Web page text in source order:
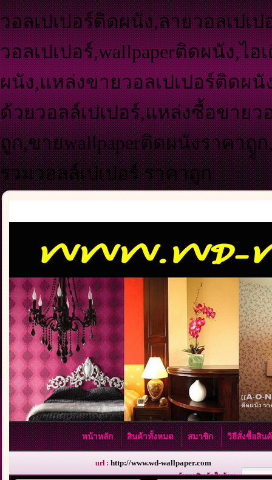
วอลเปเปอร์ติดผนัง,ลายวอลเปเ
วอลเปเปอร์,wallpaperติดผนัง,ไ
ผนัง,แหล่งขายวอลเปเปอร์ติดผ
ด้วยวอลล์เปเปอร์,แหล่งซื้อขายว
ถูก,ขายwallpaperติดผนังราคาถูู
รวมวอลล์เปเปอร์ ราคาถูก
หน้าหลัก สินค้าทั้งหมด สมาชิก วิธีสั่งซื้อสิน
url : http://www.wd-wallpaper.com
ค้นหาสินค้าในร้าน :